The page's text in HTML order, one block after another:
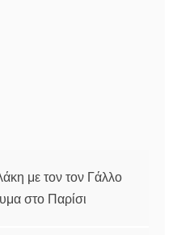
με τον τον Γάλλο
στο Παρίσι